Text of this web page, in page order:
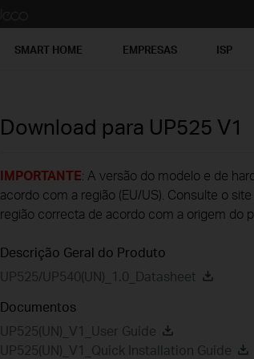
SMART HOME EMPRESAS ISP
Download para UP525 V1
IMPORTANTE: A versão do modelo e de
acordo com a região (EU/US). Consulte o
região correcta de acordo com a origem do
Descrição Geral do Produto
UP525/UP540(UN)_1.0_Datasheet
Documentos
UP525(UN)_V1_User Guide
UP525(UN)_V1_Quick Installation Guide